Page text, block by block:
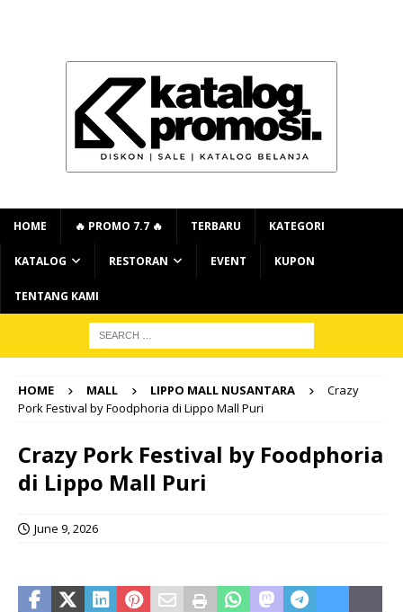
HOME 🔥 PROMO 7.7 🔥 TERBARU KATEGORI
KATALOG RESTORAN EVENT KUPON
TENTANG KAMI
HOME MALL LIPPO MALL NUSANTARA
Crazy
Pork Festival by Foodphoria di Lippo Mall Puri
Crazy Pork Festival by Foodphoria
di Lippo Mall Puri
June 9, 2026